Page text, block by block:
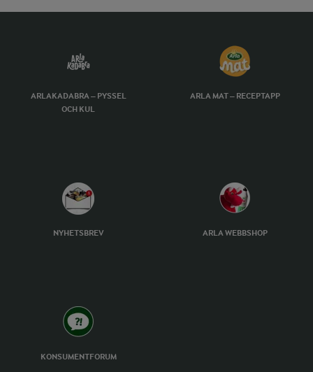
ARLAKADABRA – PYSSEL
OCH KUL
ARLA MAT – RECEPTAPP
NYHETSBREV ARLA WEBBSHOP
KONSUMENTFORUM